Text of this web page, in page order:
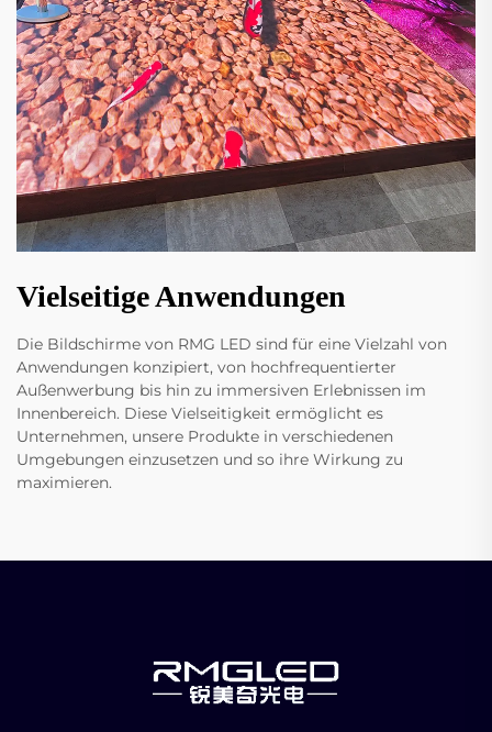
Vielseitige Anwendungen
Die Bildschirme von RMG LED sind für eine Vielzahl von
Anwendungen konzipiert, von hochfrequentierter
Außenwerbung bis hin zu immersiven Erlebnissen im
Innenbereich. Diese Vielseitigkeit ermöglicht es
Unternehmen, unsere Produkte in verschiedenen
Umgebungen einzusetzen und so ihre Wirkung zu
maximieren.